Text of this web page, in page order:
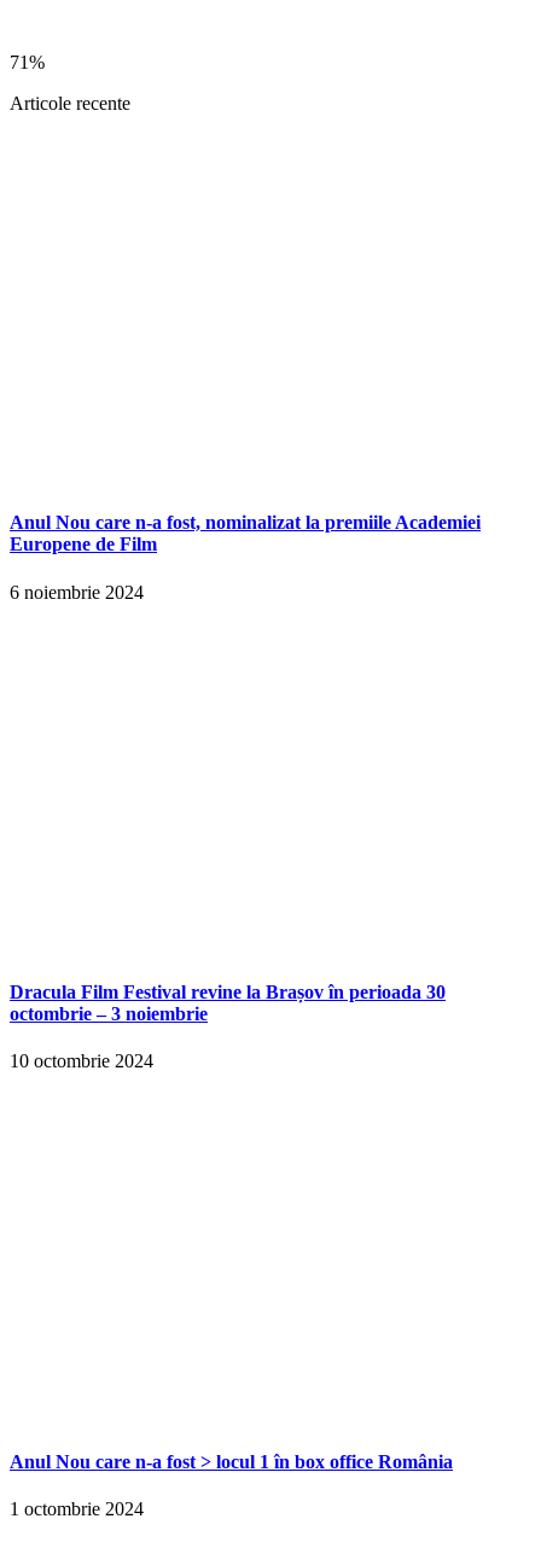
71%
Articole recente
Anul Nou care n-a fost, nominalizat la premiile Academiei
Europene de Film
6 noiembrie 2024
Dracula Film Festival revine la Brașov în perioada 30
octombrie – 3 noiembrie
10 octombrie 2024
Anul Nou care n-a fost > locul 1 în box office România
1 octombrie 2024